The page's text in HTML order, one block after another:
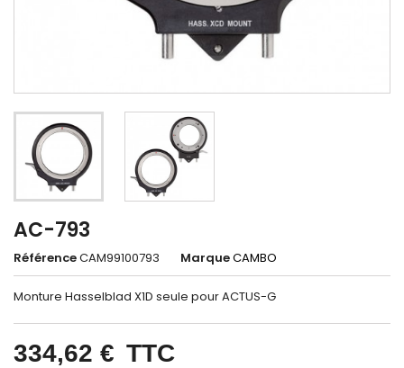
AC-793
RéférenceCAM99100793 MarqueCAMBO
Monture Hasselblad X1D seule pour ACTUS-G
334,62 € TTC